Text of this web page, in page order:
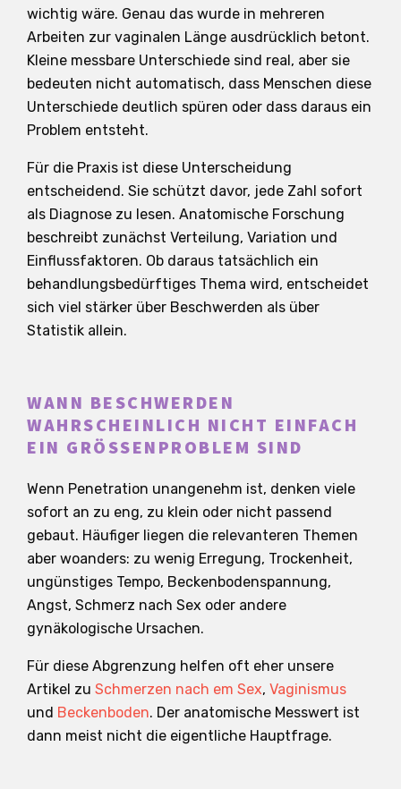
wichtig wäre. Genau das wurde in mehreren
Arbeiten zur vaginalen Länge ausdrücklich betont.
Kleine messbare Unterschiede sind real, aber sie
bedeuten nicht automatisch, dass Menschen diese
Unterschiede deutlich spüren oder dass daraus ein
Problem entsteht.
Für die Praxis ist diese Unterscheidung
entscheidend. Sie schützt davor, jede Zahl sofort
als Diagnose zu lesen. Anatomische Forschung
beschreibt zunächst Verteilung, Variation und
Einflussfaktoren. Ob daraus tatsächlich ein
behandlungsbedürftiges Thema wird, entscheidet
sich viel stärker über Beschwerden als über
Statistik allein.
WANN BESCHWERDEN
WAHRSCHEINLICH NICHT EINFACH
EIN GRÖSSENPROBLEM SIND
Wenn Penetration unangenehm ist, denken viele
sofort an zu eng, zu klein oder nicht passend
gebaut. Häufiger liegen die relevanteren Themen
aber woanders: zu wenig Erregung, Trockenheit,
ungünstiges Tempo, Beckenbodenspannung,
Angst, Schmerz nach Sex oder andere
gynäkologische Ursachen.
Für diese Abgrenzung helfen oft eher unsere
Artikel zu Schmerzen nach em Sex, Vaginismus
und Beckenboden. Der anatomische Messwert ist
dann meist nicht die eigentliche Hauptfrage.